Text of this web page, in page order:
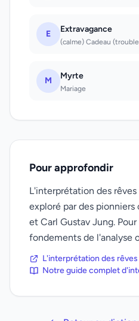
E Extravagance
M Myrte
Mariage
Pour approfondir
L'interprétation des
exploré par des
et Carl Gustav Jung.
fondements de l'analyse
L'interprétation des
Notre guide complet